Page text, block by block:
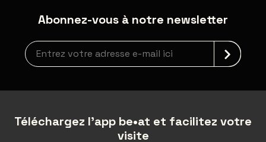
Abonnez-vous à notre newsletter
Inscription à la newsletter
Téléchargez l'app be•at et facilitez votre
visite